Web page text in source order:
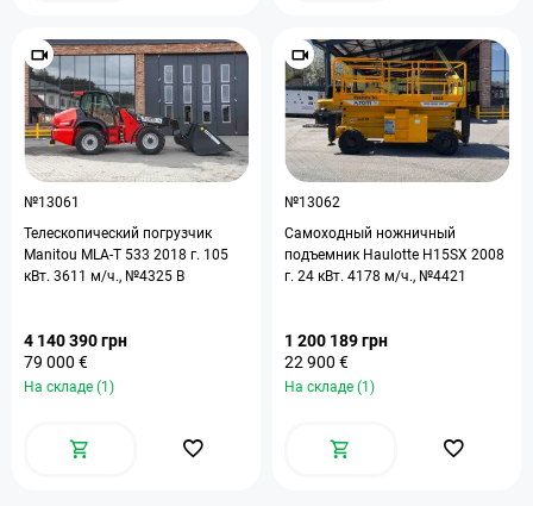
№13061
Телескопический погрузчик
Manitou MLA-T 533 2018 г. 105
кВт. 3611 м/ч., №4325 B
4 140 390 грн
79 000 €
На складе (1)
№13062
Самоходный ножничный
подъемник Haulotte H15SX 2008
г. 24 кВт. 4178 м/ч., №4421
1 200 189 грн
22 900 €
На складе (1)